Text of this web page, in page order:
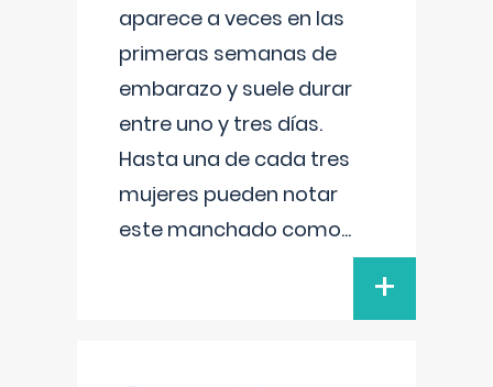
aparece a veces en las
primeras semanas de
embarazo y suele durar
entre uno y tres días.
Hasta una de cada tres
mujeres pueden notar
este manchado como...
+